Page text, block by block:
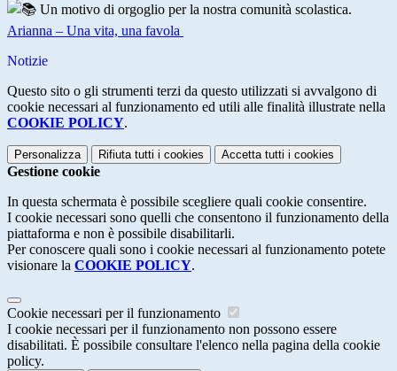
Un motivo di orgoglio per la nostra comunità scolastica.
Arianna – Una vita, una favola
Notizie
Questo sito o gli strumenti terzi da questo utilizzati si avvalgono di
cookie necessari al funzionamento ed utili alle finalità illustrate nella
COOKIE POLICY.
Personalizza Rifiuta tutti i cookies Accetta tutti i cookies
Gestione cookie
In questa schermata è possibile scegliere quali cookie consentire.
I cookie necessari sono quelli che consentono il funzionamento della
piattaforma e non è possibile disabilitarli.
Per conoscere quali sono i cookie necessari al funzionamento potete
visionare la COOKIE POLICY.
Cookie necessari per il funzionamento
I cookie necessari per il funzionamento non possono essere
disabilitati. È possibile consultare l'elenco nella pagina della cookie
policy.